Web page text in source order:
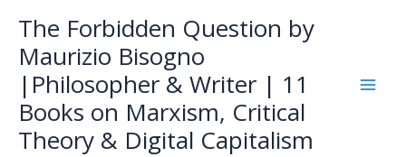
content
The Forbidden Question by
Maurizio Bisogno
|Philosopher & Writer | 11
Books on Marxism, Critical
Theory & Digital Capitalism